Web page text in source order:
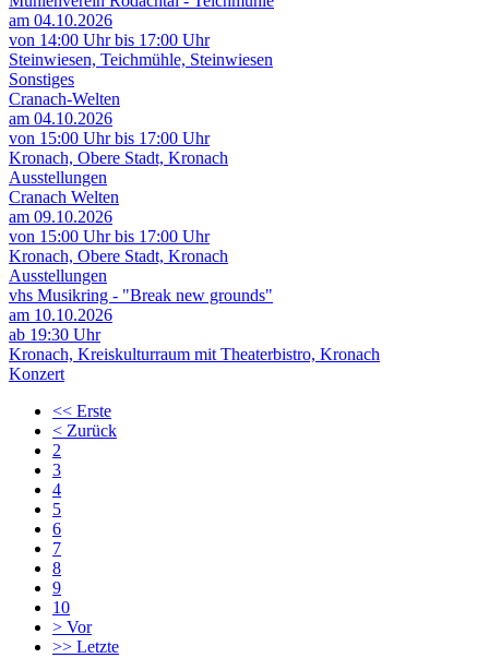
am 04.10.2026
von 14:00 Uhr bis 17:00 Uhr
Steinwiesen, Teichmühle, Steinwiesen
Sonstiges
Cranach-Welten
am 04.10.2026
von 15:00 Uhr bis 17:00 Uhr
Kronach, Obere Stadt, Kronach
Ausstellungen
Cranach Welten
am 09.10.2026
von 15:00 Uhr bis 17:00 Uhr
Kronach, Obere Stadt, Kronach
Ausstellungen
vhs Musikring - "Break new grounds"
am 10.10.2026
ab 19:30 Uhr
Kronach, Kreiskulturraum mit Theaterbistro, Kronach
Konzert
<< Erste
< Zurück
2
3
4
5
6
7
8
9
10
> Vor
>> Letzte